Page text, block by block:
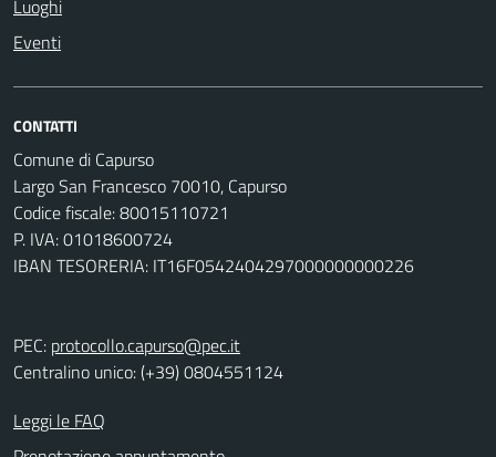
Luoghi
Eventi
CONTATTI
Comune di Capurso
Largo San Francesco 70010, Capurso
Codice fiscale: 80015110721
P. IVA: 01018600724
IBAN TESORERIA: IT16F0542404297000000000226
PEC: protocollo.capurso@pec.it
Centralino unico: (+39) 0804551124
Leggi le FAQ